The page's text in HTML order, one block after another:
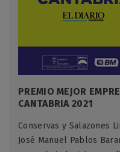
PREMIO MEJOR
CANTABRIA 2021
Conservas y Salazones
José Manuel Pablos